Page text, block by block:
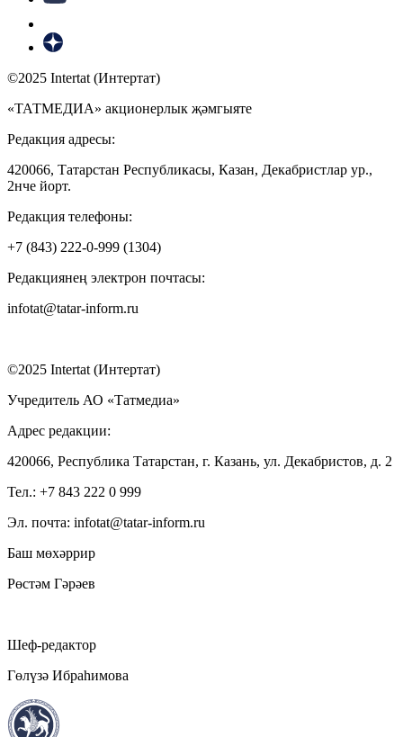
©2025 Intertat (Интертат)
«ТАТМЕДИА» акционерлык җәмгыяте
Редакция адресы:
420066, Татарстан Республикасы, Казан, Декабристлар ур.,
2нче йорт.
Редакция телефоны:
+7 (843) 222-0-999 (1304)
Редакциянең электрон почтасы:
infotat@tatar-inform.ru
©2025 Intertat (Интертат)
Учредитель АО «Татмедиа»
Адрес редакции:
420066, Республика Татарстан, г. Казань, ул. Декабристов, д. 2
Тел.: +7 843 222 0 999
Эл. почта: infotat@tatar-inform.ru
Баш мөхәррир
Рөстәм Гәрәев
Шеф-редактор
Гөлүзә Ибраһимова